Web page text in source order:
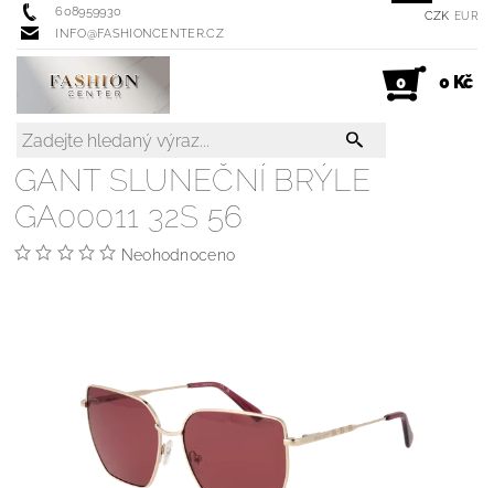
608959930
INFO@FASHIONCENTER.CZ
CZK EUR
0 0 Kč
GANT SLUNEČNÍ BRÝLE
GA00011 32S 56
Neohodnoceno